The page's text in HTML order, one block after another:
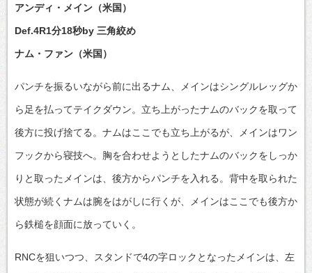
アンディ・メイン（米国）
Def.4R1分18秒by 三角絞め
ナム・ファン（米国）
パンチを振るいながら前に出るナム、メインはシングルレッグか
ら足を払ってテイクダウン。立ち上がったナムのバックを取って
後方に投げ捨てる。ナムはここでも立ち上がるが、メインはワン
フックから寝技へ。胸を合わせようとしたナムのバックをしっか
りと取ったメインは、後方からパンチを入れる。背中を取られた
状態が続くナムは腕をはがしに行くが、メインはここでも後方か
ら鉄槌を顔面に放っていく。
RNCを狙いつつ、スタンドで4の字ロックとなったメインは、左